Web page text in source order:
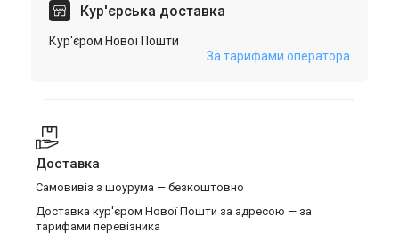
Кур'єрська доставка
Кур'єром Нової Пошти
За тарифами оператора
Доставка
Самовивіз з шоурума — безкоштовно
Доставка кур'єром Нової Пошти за адресою — за
тарифами перевізника